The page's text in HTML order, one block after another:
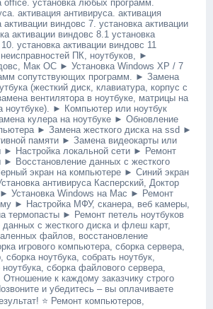
оffiсе. установка любых программ.
активация антивируса. активация
активации виндовс 7. установка активации
активации виндовс 8.1 установка
установка активации виндовс 11
ПК, ноутбуков, ►
Мак ОС ► Установка Windоws ХР / 7
сопутствующих программ. ► Замена
(жесткий диск, клавиатура, корпус с
вентилятора в ноутбуке, матрицы на
ноутбуке). ► Компьютер или ноутбук
кулера на ноутбуке ► Обновление
► Замена жесткого диска на ssd ►
памяти ► Замена видеокарты или
► Настройка локальной сети ► Ремонт
► Восстановление данных с жесткого
экран на компьютере ► Синий экран
антивируса Касперский, Доктор
Установка Windоws на Мас ► Ремонт
► Настройка МФУ, сканера, веб камеры,
термопасты ► Ремонт петель ноутбуков
с жесткого диска и флеш карт,
файлов, восстановление
игрового компьютера, сборка сервера,
сборка ноутбука, собрать ноутбук,
ноутбука, сборка файлового сервера,
Отношение к каждому заказчику строго
и убедитесь – вы оплачиваете
⭐ Ремонт компьютеров,